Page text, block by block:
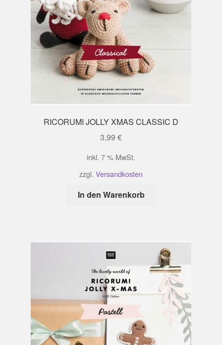
RICORUMI JOLLY XMAS CLASSIC D
3,99 €
inkl. 7 % MwSt.
zzgl. Versandkosten
In den Warenkorb